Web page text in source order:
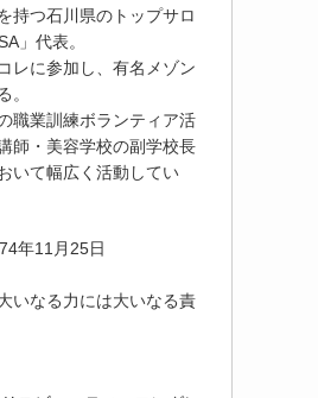
持つ石川県のトップサロ
」代表。
レに参加し、有名メゾン
。
職業訓練ボランティア活
師・美容学校の副学校長
いて幅広く活動してい
年11月25日
いなる力には大いなる責